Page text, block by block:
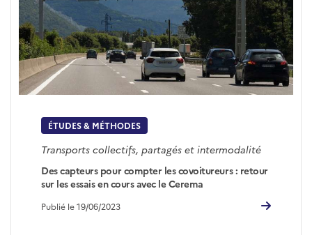
ÉTUDES & MÉTHODES
Transports collectifs, partagés et intermodalité
Des capteurs pour compter les covoitureurs : retour
sur les essais en cours avec le Cerema
Publié le 19/06/2023